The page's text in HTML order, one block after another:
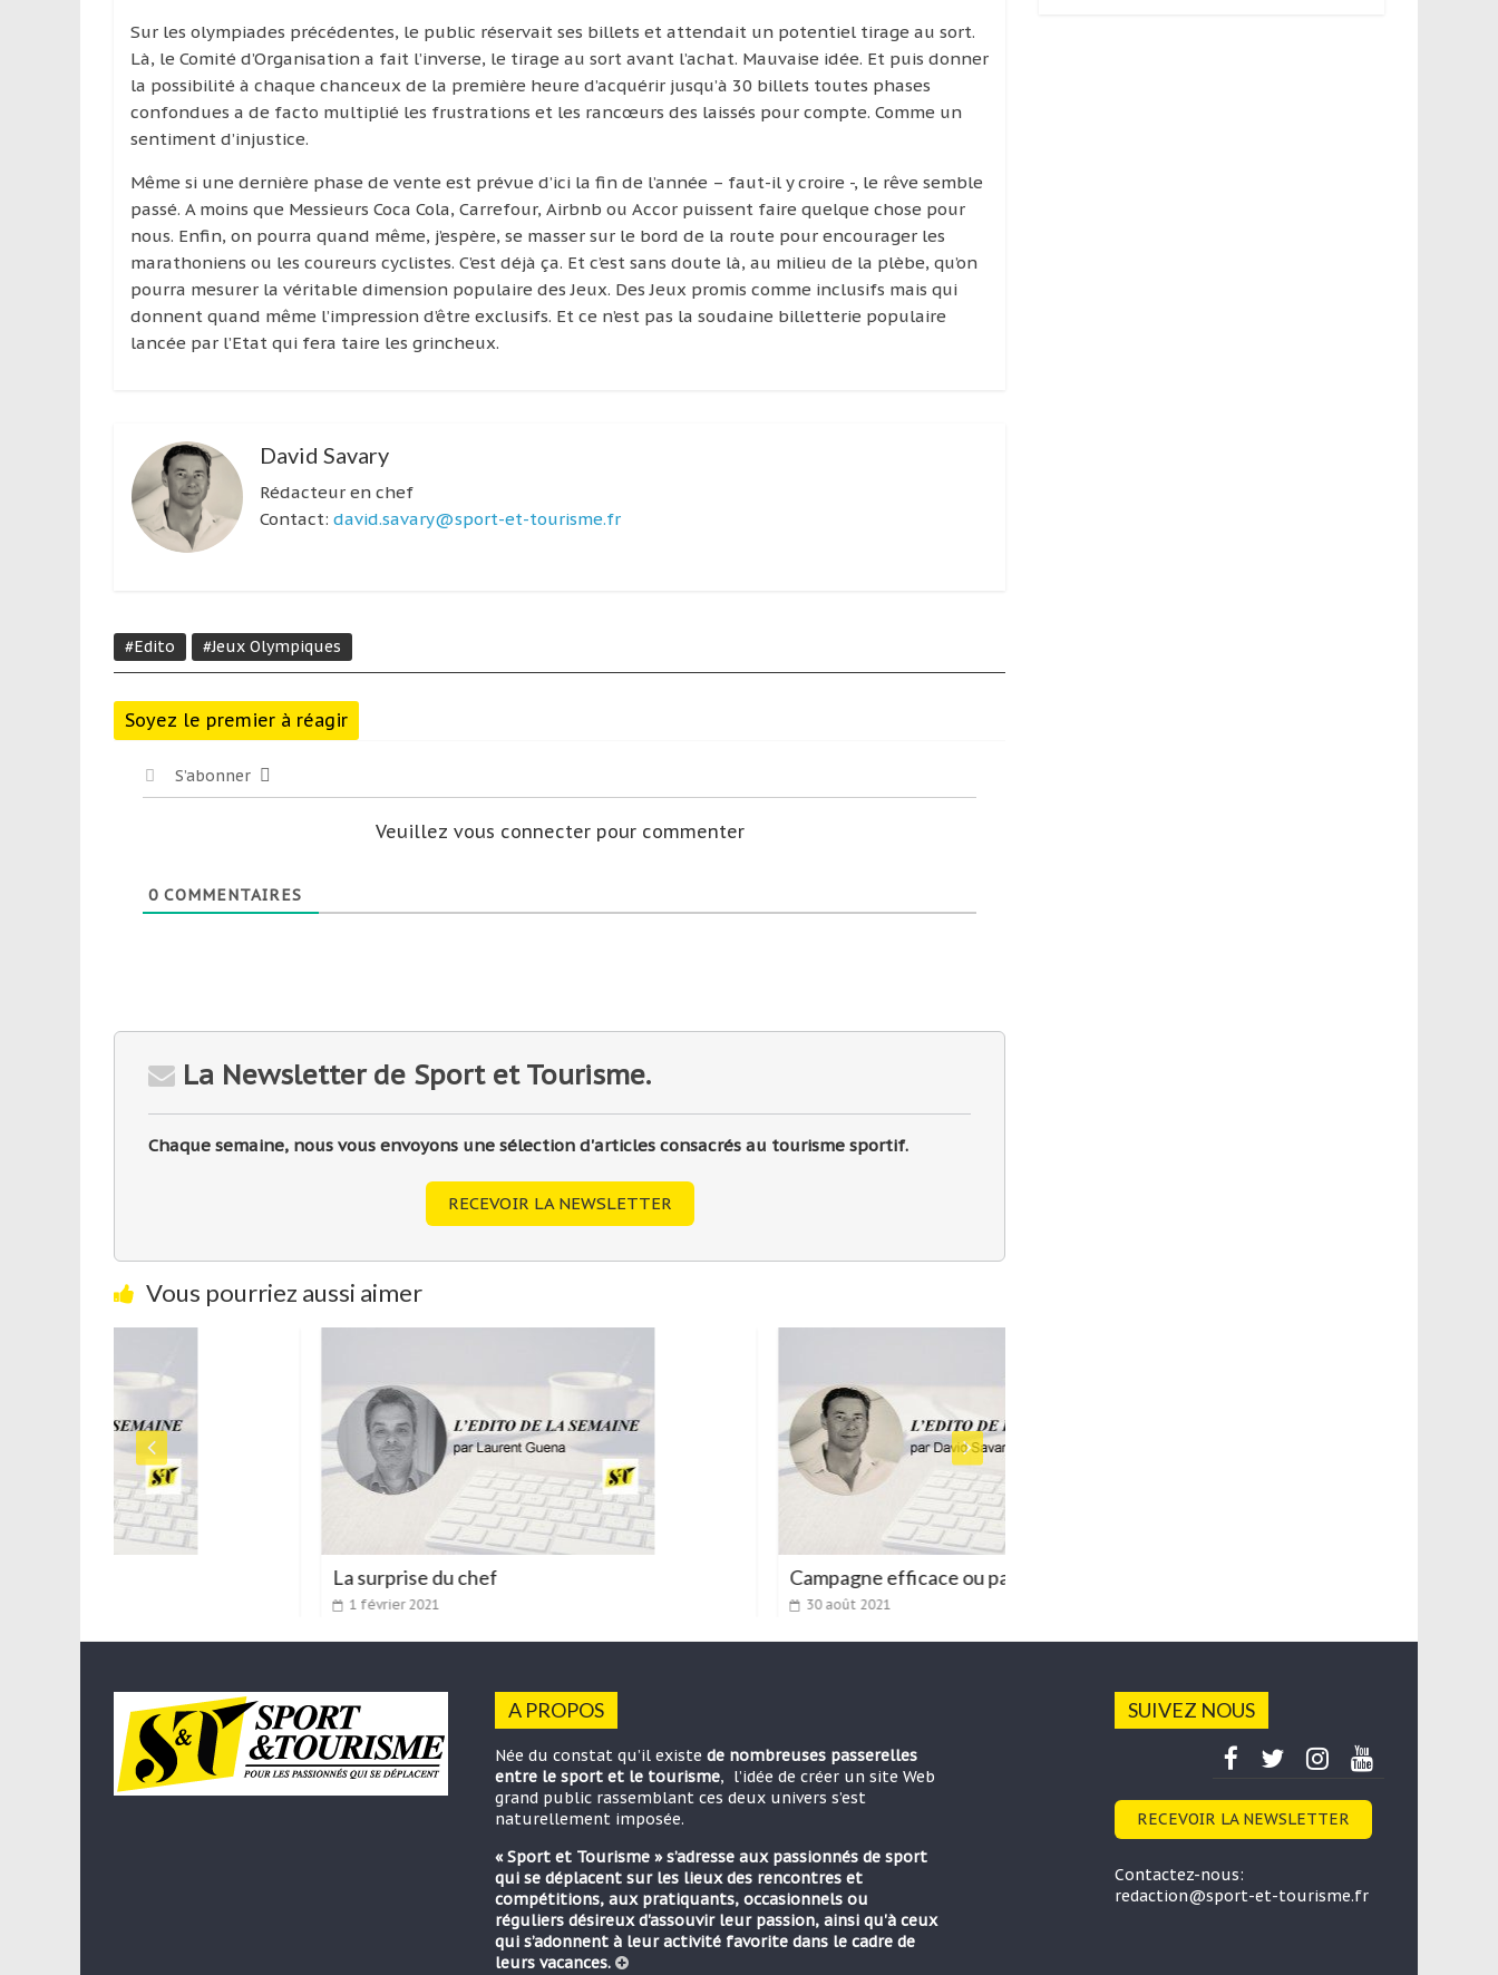
tout
en
profitant
de
culturelle
d’un
pays
d’une
région
Sur les olympiades précédentes, le public réservait ses billets et attendait un potentiel tirage au sort.
Là, le Comité d’Organisation a fait l’inverse, le tirage au sort avant l’achat. Mauvaise idée. Et puis donner
la possibilité à chaque chanceux de la première heure d’acquérir jusqu’à 30 billets toutes phases
confondues a de facto multiplié les frustrations et les rancœurs des laissés pour compte. Comme un
sentiment d’injustice.
Même si une dernière phase de vente est prévue d’ici la fin de l’année – faut-il y croire -, le rêve semble
passé. A moins que Messieurs Coca Cola, Carrefour, Airbnb ou Accor puissent faire quelque chose pour
nous. Enfin, on pourra quand même, j’espère, se masser sur le bord de la route pour encourager les
marathoniens ou les coureurs cyclistes. C’est déjà ça. Et c’est sans doute là, au milieu de la plèbe, qu’on
pourra mesurer la véritable dimension populaire des Jeux. Des Jeux promis comme inclusifs mais qui
donnent quand même l’impression d’être exclusifs. Et ce n’est pas la soudaine billetterie populaire
lancée par l’Etat qui fera taire les grincheux.
David Savary
Rédacteur en chef
Contact:david.savary@sport-et-tourisme.fr
#Edito #Jeux Olympiques
Soyez le premier à réagir
S’abonner
Veuillez vous connecter pour commenter
0 COMMENTAIRES
La Newsletter de Sport et Tourisme.
Chaque semaine, nous vous envoyons une sélection d'articles consacrés au tourisme sportif.
RECEVOIR LA NEWSLETTER
Vous pourriez aussi aimer
La surprise du chef
1 février 2021
Campagne efficace ou pas
30 août 2021
A PROPOS
Née du constat qu’il existe de nombreuses passerelles
entre le sport et le tourisme, l’idée de créer un site Web
grand public rassemblant ces deux univers s’est
naturellement imposée.
« Sport et Tourisme » s’adresse aux passionnés de sport
qui se déplacent sur les lieux des rencontres et
compétitions, aux pratiquants, occasionnels ou
réguliers désireux d'assouvir leur passion, ainsi qu'à ceux
qui s’adonnent à leur activité favorite dans le cadre de
leurs vacances.
SUIVEZ NOUS
RECEVOIR LA NEWSLETTER
Contactez-nous:
redaction@sport-et-tourisme.fr